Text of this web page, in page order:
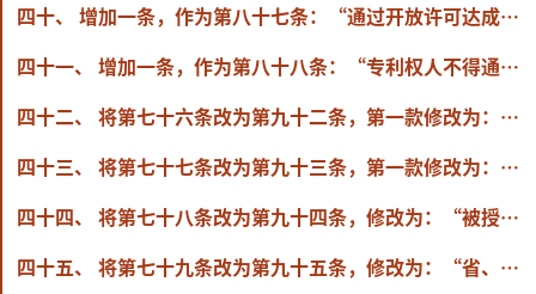
四十、 增加一条，作为第八十七条：“通过开放许可达成专利实施许可的，专利权人或者被许可人应当凭能够证明达成许可的书面文件向国务院专利行政部门备案。”
四十一、 增加一条，作为第八十八条：“专利权人不得通过提供虚假材料、隐瞒事实等手段，作出开放许可声明或者在开放许可实施期间获得专利年费减免。”
四十二、 将第七十六条改为第九十二条，第一款修改为：“被授予专利权的单位可以与发明人、设计人约定或者在其依法制定的规章制度中规定专利法第十五条规定的奖励、报酬的方式和数额。鼓励被授予专利权的单位实行产权激励，采取股权、期权、分红等方式，使发明人或者设计人合理分享创新收益。”
四十三、 将第七十七条改为第九十三条，第一款修改为：“被授予专利权的单位未与发明人、设计人约定也未在其依法制定的规章制度中规定专利法第十五条规定的奖励的方式和数额的，应当自公告授予专利权之日起3个月内发给发明人或者设计人奖金。一项发明专利的奖金最低不少于4000元；一项实用新型专利或者外观设计专利的奖金最低不少于1500元。”
四十四、 将第七十八条改为第九十四条，修改为：“被授予专利权的单位未与发明人、设计人约定也未在其依法制定的规章制度中规定专利法第十五条规定的报酬的方式和数额的，应当依照《中华人民共和国促进科技成果转化法》的规定，给予发明人或者设计人合理的报酬。”
四十五、 将第七十九条改为第九十五条，修改为：“省、自治区、直辖市人民政府管理专利工作的部门以及专利管理工作量大又有实际处理能力的地级市、自治州、盟、地区和直辖市的区人民政府管理专利工作的部门，可以处理和调解专利纠纷。”